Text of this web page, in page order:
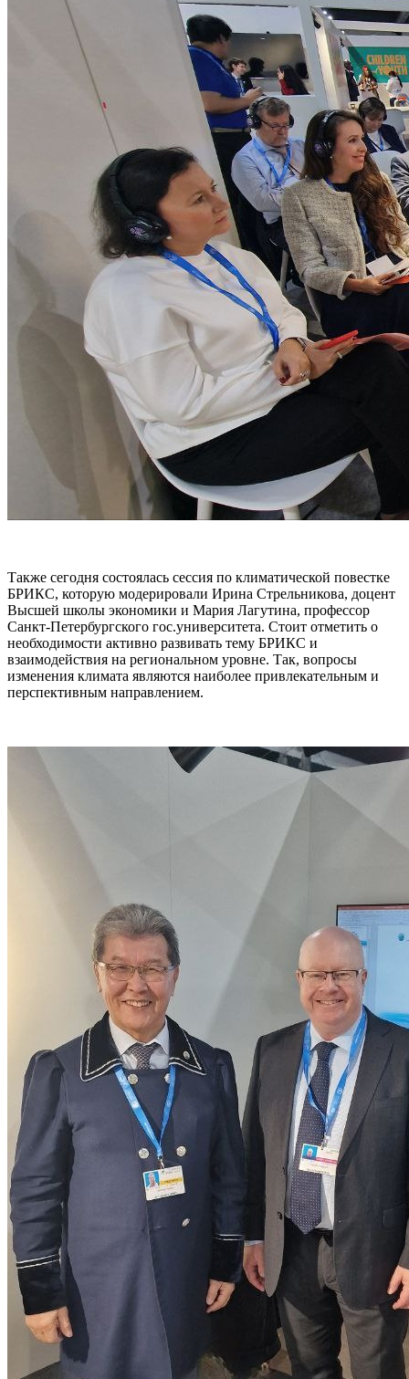
Также сегодня состоялась сессия по климатической повестке
БРИКС, которую модерировали Ирина Стрельникова, доцент
Высшей школы экономики и Мария Лагутина, профессор
Санкт-Петербургского гос.университета. Стоит отметить о
необходимости активно развивать тему БРИКС и
взаимодействия на региональном уровне. Так, вопросы
изменения климата являются наиболее привлекательным и
перспективным направлением.